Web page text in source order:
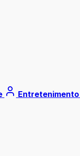
Entretenimento